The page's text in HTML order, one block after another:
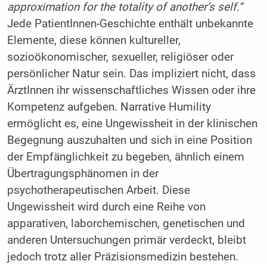
approximation for the totality of another’s self.“
Jede PatientInnen-Geschichte enthält unbekannte
Elemente, diese können kultureller,
sozioökonomischer, sexueller, religiöser oder
persönlicher Natur sein. Das impliziert nicht, dass
ÄrztInnen ihr wissenschaftliches Wissen oder ihre
Kompetenz aufgeben. Narrative Humility
ermöglicht es, eine Ungewissheit in der klinischen
Begegnung auszuhalten und sich in eine Position
der Empfänglichkeit zu begeben, ähnlich einem
Übertragungsphänomen in der
psychotherapeutischen Arbeit. Diese
Ungewissheit wird durch eine Reihe von
apparativen, laborchemischen, genetischen und
anderen Untersuchungen primär verdeckt, bleibt
jedoch trotz aller Präzisionsmedizin bestehen.